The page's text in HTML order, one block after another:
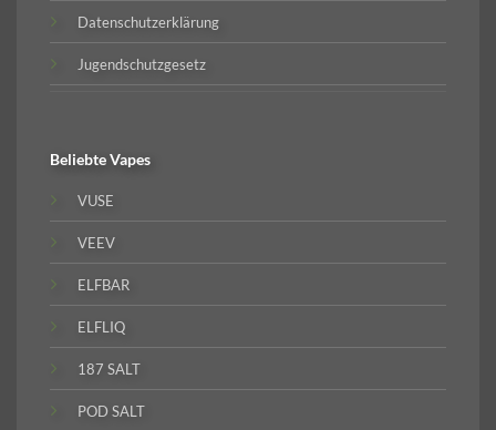
Datenschutzerklärung
Jugendschutzgesetz
BeliebteVapes
VUSE
VEEV
ELFBAR
ELFLIQ
187 SALT
POD SALT